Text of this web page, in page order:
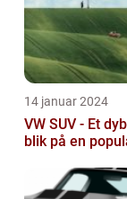
14 januar 2024
VW SUV - Et
blik på en